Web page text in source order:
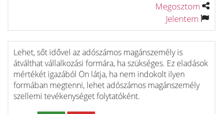
Megosztom
Jelentem
Lehet, sőt idővel az adószámos magánszemély is
átválthat vállalkozási formára, ha szükséges. Ez eladások
mértékét igazából Ön látja, ha nem indokolt ilyen
formában megtenni, lehet adószámos magánszemély
szellemi tevékenységet folytatóként.